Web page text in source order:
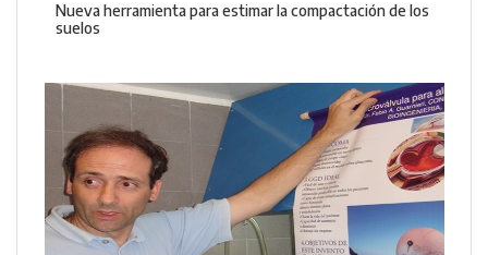
Nueva herramienta para estimar la compactación de los
suelos